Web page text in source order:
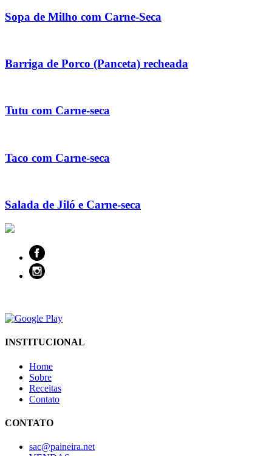
Sopa de Milho com Carne-Seca
Barriga de Porco (Panceta) recheada
Tutu com Carne-seca
Taco com Carne-seca
Salada de Jiló e Carne-seca
INSTITUCIONAL
Home
Sobre
Receitas
Contato
CONTATO
sac@paineira.net